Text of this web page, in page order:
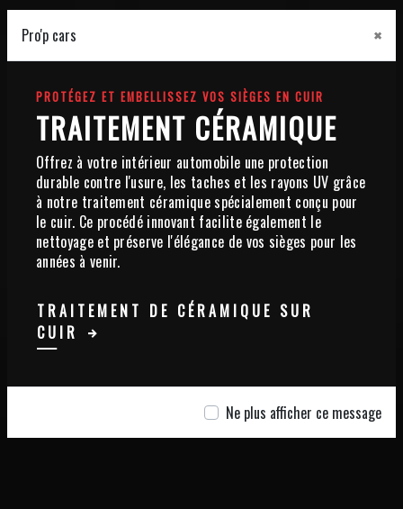
Pro'p cars ×
PROTÉGEZ ET EMBELLISSEZ VOS SIÈGES EN CUIR
TRAITEMENT CÉRAMIQUE
Offrez à votre intérieur automobile une protection
durable contre l'usure, les taches et les rayons UV grâce
à notre traitement céramique spécialement conçu pour
le cuir. Ce procédé innovant facilite également le
nettoyage et préserve l'élégance de vos sièges pour les
années à venir.
TRAITEMENT DE CÉRAMIQUE SUR
CUIR
Ne plus afficher ce message